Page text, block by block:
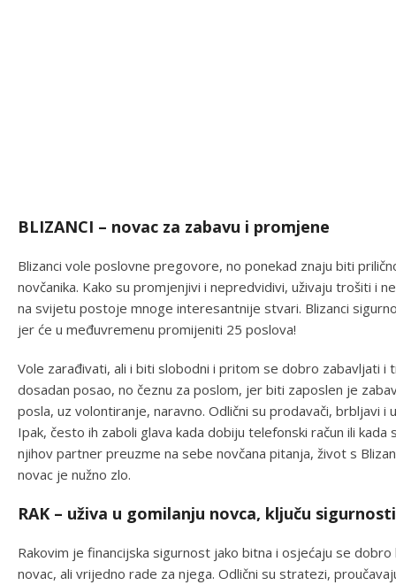
BLIZANCI – novac za zabavu i promjene
Blizanci vole poslovne pregovore, no ponekad znaju biti
novčanika. Kako su promjenjivi i nepredvidivi, uživaju trošiti i
na svijetu postoje mnoge interesantnije stvari. Blizanci
jer će u međuvremenu promijeniti 25 poslova!
Vole zarađivati, ali i biti slobodni i pritom se dobro zabavljati i
dosadan posao, no čeznu za poslom, jer biti zaposlen je
posla, uz volontiranje, naravno. Odlični su prodavači, brbljavi i
Ipak, često ih zaboli glava kada dobiju telefonski račun ili
njihov partner preuzme na sebe novčana pitanja, život s
novac je nužno zlo.
RAK – uživa u gomilanju novca, ključu sigurnosti
Rakovim je financijska sigurnost jako bitna i osjećaju se
novac, ali vrijedno rade za njega. Odlični su stratezi,